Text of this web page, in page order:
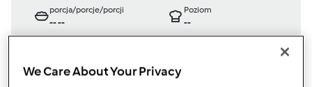
porcja/porcje/porcji
----
Poziom
--
We Care About Your Privacy